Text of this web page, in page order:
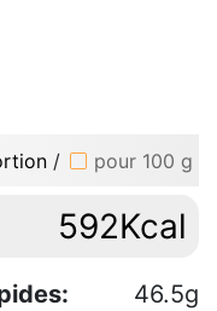
/ pour 100 g
592Kcal
46.5g